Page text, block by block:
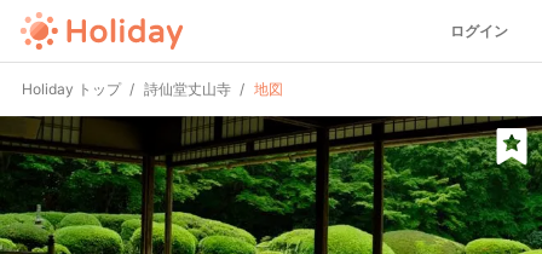
ログイン
Holiday トップ 詩仙堂丈山寺 地図